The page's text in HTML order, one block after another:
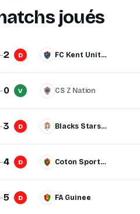
joués
2 D FC Kent United
0 V CS Z Nation
3 D Blacks Stars Ghana
4 D Coton Sport de Montreal
5 D FA Guinee